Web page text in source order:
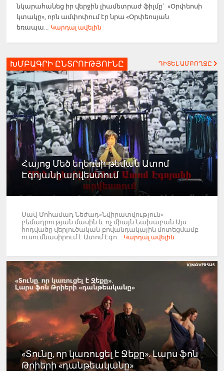
նկարահանեց իր վերջին լիամետրաժ ֆիլմը` «Օրփեոսի
կտակը», որն ամփոփում էր նրա «Օրփեոսյան
եռապա... Կարդալ ավելին
ԽՄԲԱԳՐԻ ԸՆՏՐՈՒԹՅՈՒՆԸ ԴԻՏԵԼ ԱՄԲՈՂՋԸ
Հայոց Մեծ եղեռնի թեման Ատոմ
Էգոյանի արվեստում
Սավ-Մոհամադ Նեժադ«Նվիրատվություն»
բեմադրության մասին և ոչ միայն Նախաբան Այս
հոդվածը վերլուծական-բովանդակային մոտեցմամբ
ուսումնասիրում է Ատոմ Էգո... Կարդալ ավելին
«Տունը, որ կառուցել է Ջեքը». Լարս ֆոն
Թրիերի «դանթեականը»